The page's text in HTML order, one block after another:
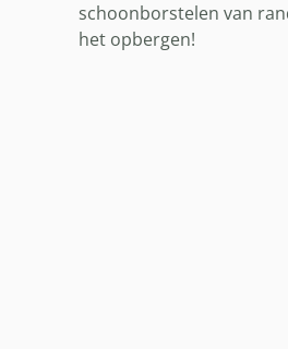
schoonborstelen van
het opbergen!